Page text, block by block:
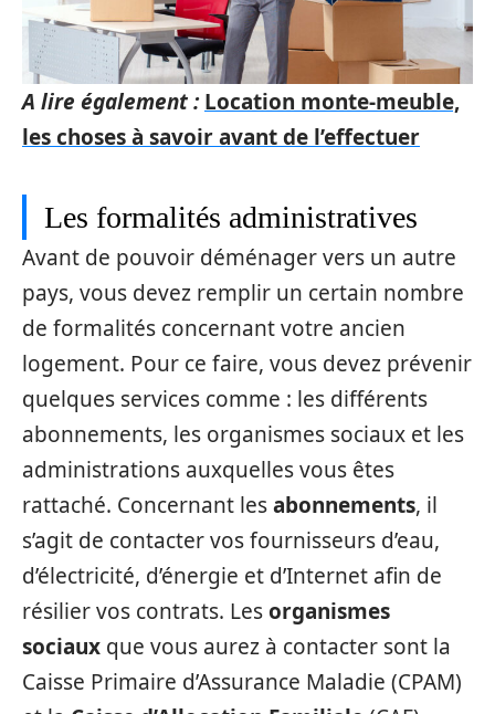
A lire également : Location monte-meuble,
les choses à savoir avant de l’effectuer
Les formalités administratives
Avant de pouvoir déménager vers un autre
pays, vous devez remplir un certain nombre
de formalités concernant votre ancien
logement. Pour ce faire, vous devez prévenir
quelques services comme : les différents
abonnements, les organismes sociaux et les
administrations auxquelles vous êtes
rattaché. Concernant lesabonnements, il
s’agit de contacter vos fournisseurs d’eau,
d’électricité, d’énergie et d’Internet afin de
résilier vos contrats. Lesorganismes
sociaux que vous aurez à contacter sont la
Caisse Primaire d’Assurance Maladie (CPAM)